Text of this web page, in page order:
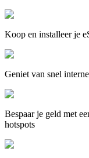
Koop en installeer je
Geniet van snel
Bespaar je geld met
hotspots